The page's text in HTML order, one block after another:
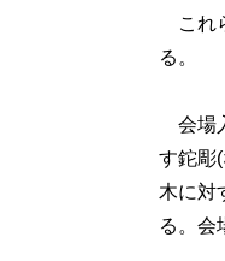
これ
る。
会場
す鉈彫
木に対
る。会